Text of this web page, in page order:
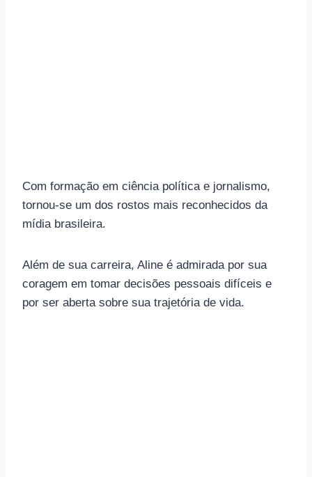
Com formação em ciência política e jornalismo,
tornou-se um dos rostos mais reconhecidos da
mídia brasileira.
Além de sua carreira, Aline é admirada por sua
coragem em tomar decisões pessoais difíceis e
por ser aberta sobre sua trajetória de vida.